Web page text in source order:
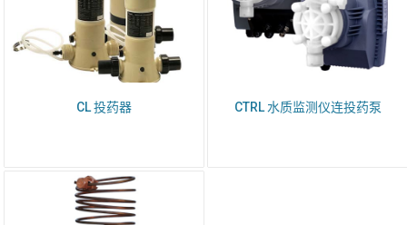
CL 投药器 CTRL 水质监测仪连投药泵